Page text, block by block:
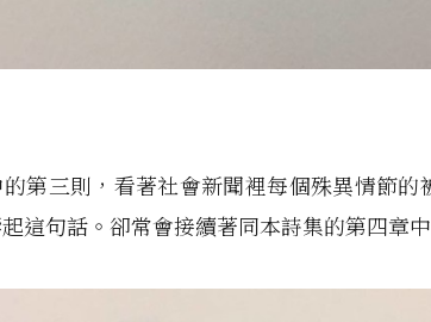
第三則，看著社會新聞裡每個殊異情節的
這句話。卻常會接續著同本詩集的第四章